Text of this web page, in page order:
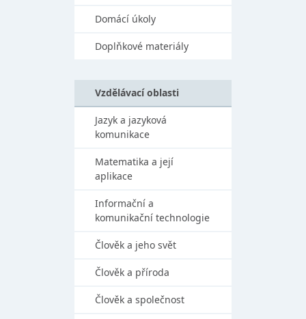
Domácí úkoly
Doplňkové materiály
Vzdělávací oblasti
Jazyk a jazyková
komunikace
Matematika a její
aplikace
Informační a
komunikační technologie
Člověk a jeho svět
Člověk a příroda
Člověk a společnost